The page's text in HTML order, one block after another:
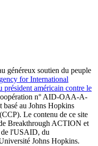
généreux soutien du peuple
for International
président américain contre le
n° AID-OAA-A-
au Johns Hopkins
Le contenu de ce site
Breakthrough ACTION et
de l'USAID, du
Johns Hopkins.